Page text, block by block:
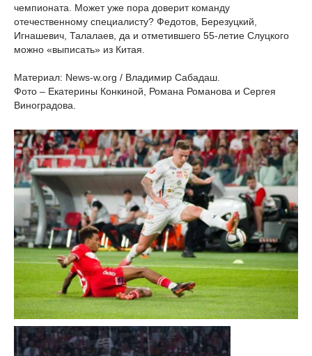
чемпионата. Может уже пора доверит команду
отечественному специалисту? Федотов, Березуцкий,
Игнашевич, Талалаев, да и отметившего 55-летие Слуцкого
можно «выписать» из Китая.
Материал: News-w.org / Владимир Сабадаш.
Фото – Екатерины Конкиной, Романа Романова и Сергея
Виноградова.